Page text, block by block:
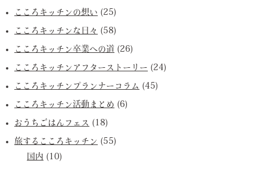
こころキッチンの想い (25)
こころキッチンな日々 (58)
こころキッチン卒業への道 (26)
こころキッチンアフターストーリー (24)
こころキッチンプランナーコラム (45)
こころキッチン活動まとめ (6)
おうちごはんフェス (18)
旅するこころキッチン (55)
国内 (10)